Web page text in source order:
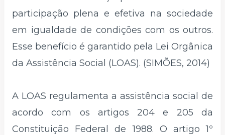
participação plena e efetiva na sociedade
em igualdade de condições com os outros.
Esse benefício é garantido pela Lei Orgânica
da Assistência Social (LOAS). (SIMÕES, 2014)
A LOAS regulamenta a assistência social de
acordo com os artigos 204 e 205 da
Constituição Federal de 1988. O artigo 1º